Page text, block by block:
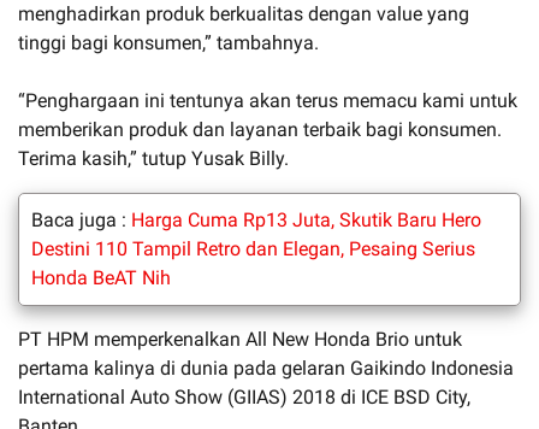
menghadirkan produk berkualitas dengan value yang
tinggi bagi konsumen,” tambahnya.
“Penghargaan ini tentunya akan terus memacu kami untuk
memberikan produk dan layanan terbaik bagi konsumen.
Terima kasih,” tutup Yusak Billy.
Baca juga : Harga Cuma Rp13 Juta, Skutik Baru Hero
Destini 110 Tampil Retro dan Elegan, Pesaing Serius
Honda BeAT Nih
PT HPM memperkenalkan All New Honda Brio untuk
pertama kalinya di dunia pada gelaran Gaikindo Indonesia
International Auto Show (GIIAS) 2018 di ICE BSD City,